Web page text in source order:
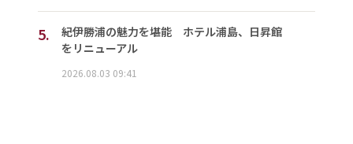
5.
紀伊勝浦の魅力を堪能 ホテル浦島、日昇館
をリニューアル
2026.08.03 09:41